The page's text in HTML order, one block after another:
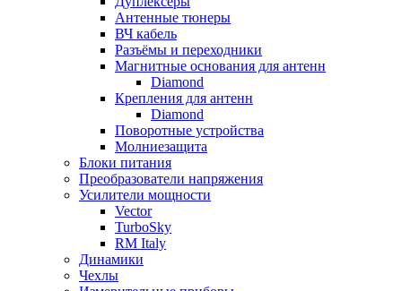
Антенные тюнеры
ВЧ кабель
Разъёмы и переходники
Магнитные основания для антенн
Diamond
Крепления для антенн
Diamond
Поворотные устройства
Молниезащита
Блоки питания
Преобразователи напряжения
Усилители мощности
Vector
TurboSky
RM Italy
Динамики
Чехлы